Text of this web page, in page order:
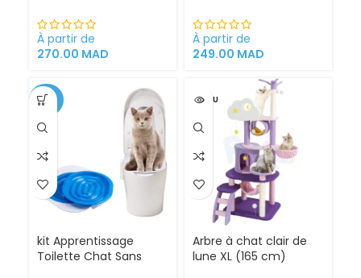
Cystite régime
médicalisé
À partir de
270.00 MAD
et extérieur
À partir de
249.00 MAD
-34%
kit Apprentissage
Toilette Chat Sans
VENDU
Arbre à chat clair de
lune XL (165 cm)